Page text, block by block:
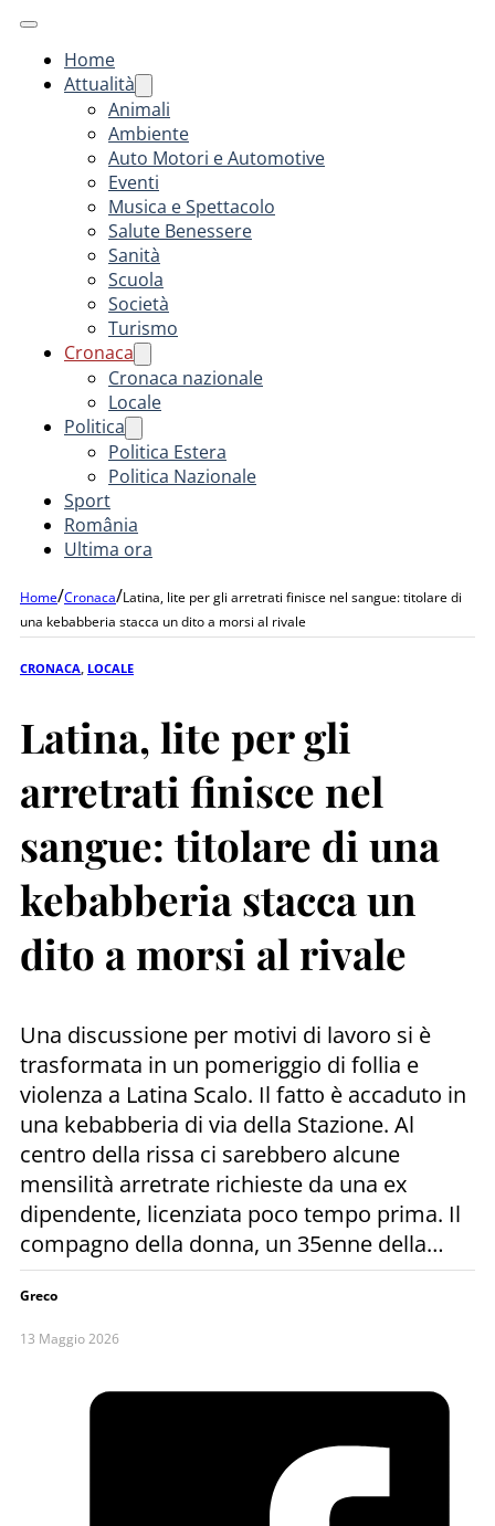
Home
Attualità
Animali
Ambiente
Auto Motori e Automotive
Eventi
Musica e Spettacolo
Salute Benessere
Sanità
Scuola
Società
Turismo
Cronaca
Cronaca nazionale
Locale
Politica
Politica Estera
Politica Nazionale
Sport
România
Ultima ora
Home/Cronaca/Latina, lite per gli arretrati finisce nel sangue: titolare di
una kebabberia stacca un dito a morsi al rivale
CRONACA LOCALE
Latina, lite per gli
arretrati finisce nel
sangue: titolare di una
kebabberia stacca un
dito a morsi al rivale
Una discussione per motivi di lavoro si è
trasformata in un pomeriggio di follia e
violenza a Latina Scalo. Il fatto è accaduto in
una kebabberia di via della Stazione. Al
centro della rissa ci sarebbero alcune
mensilità arretrate richieste da una ex
dipendente, licenziata poco tempo prima. Il
compagno della donna, un 35enne della…
Greco
13 Maggio 2026